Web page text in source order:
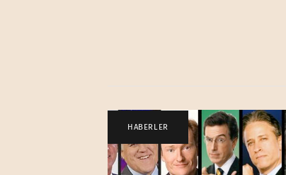
HABERLER